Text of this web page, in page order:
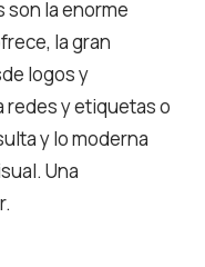
la enorme
la gran
logos y
redes y etiquetas o
y lo moderna
Una